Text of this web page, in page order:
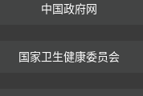
中国政府网
国家卫生健康委员会